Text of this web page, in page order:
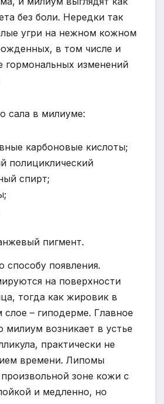
без боли. Нередки так
угри на нежном кожном
в том числе и
гормональных изменений
сала в милиуме:
карбоновые кислоты;
полициклический
спирт;
пигмент.
способу появления.
на поверхности
тогда как жировик в
слое – гиподерме. Главное
милиум возникает в устье
практически не
времени. Липомы
зоне кожи с
и медленно, но